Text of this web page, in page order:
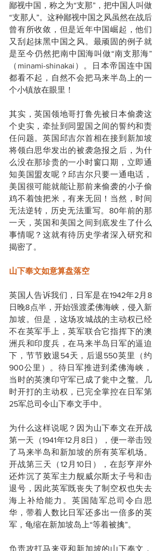
鄙视中国，称之为“支那”，把中国人叫做
“支那人”。这种鄙视中国之风虽然在战后
曾有所收敛，但是近年中国崛起，他们
又刮起抹黑中国之风。最顽固的例子就
是至今仍然把南中国海叫做“南支那海”
（minami-shinakai）。日本帝国连中国
都看不起，自然不会把马来半岛上的一
个小镇放在眼里！
其实，英国领地哥打鲁先被日本偷袭这
个史实，牵扯到同盟国之间的誓约和责
任问题。英国邱吉尔首相在接到新加坡
将领白思华发出的被袭急报之后，为什
么没在那珍贵的一小时窗口期，立即通
知美国盟友呢？邱吉尔只要一通电话，
美国很可能就能让那前来偷袭的小子偷
鸡不着蚀把米，有来无回！当然，时间
无法逆转，历史无法重写。80年前的那
一天，英国和美国之间到底发生了什么
事情呢？这就有待历史学者深入研究和
揭密了。
山下奉文如意算盘落空
英国人告诉我们，日军是在1942年2月8
日晚8点半，开始强渡柔佛海峡，侵入新
加坡。但是，这场攻城战的主动权已经
不在英军手上，英军联合它指挥下的澳
洲兵和印度兵，在马来半岛日军的逼迫
下，节节败退54天，后退550英里（约
900公里）。待日军推进到柔佛海峡，
当时的英澳印守军已成了瓮中之鳖。几
时开打的主动权，已完全掌控在日军第
25军总司令山下奉文手中。
为什么这样说呢？因为山下奉文在开战
第一天（1941年12月8日），便一举击毁
了马来半岛和新加坡的所有英军机场。
开战第三天（12月10日），在彭亨岸外
还炸沉了英军主力舰威尔斯太子号和击
退号，因此英军既丧失了制空权也失去
海上补给能力。英国陆军总司令白思
华，带着人数比日军还多出一倍多的英
军，龟缩在新加坡岛上“等着被擒”。
负责攻打马来亚和新加坡的山下奉文，